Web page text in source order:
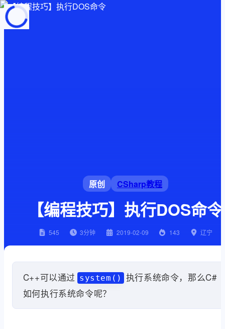
页面加载中
原创 CSharp教程
【编程技巧】执行DOS命令
545 3分钟 2019-02-09 143 辽宁
C++可以通过 system()
执行系统命令，那么C#
如何执行系统命令呢？